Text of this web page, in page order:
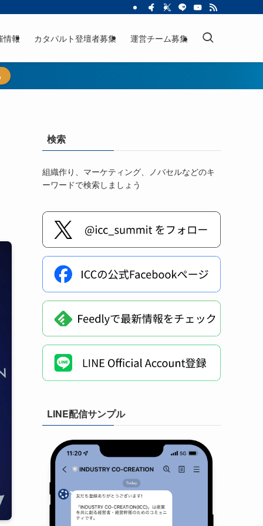
情報 カタパルト登壇者募集 運営チーム募集
検索
組織作り、マーケティング、ノバセルなどのキ
ーワードで検索しましょう
LINE配信サンプル